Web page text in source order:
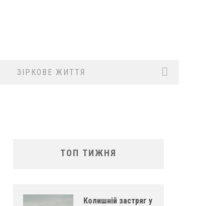
ЗІРКОВЕ ЖИТТЯ
ТОП ТИЖНЯ
Колишній застряг у